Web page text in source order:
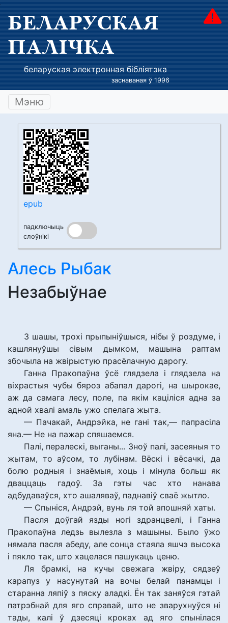
БЕЛАРУСКАЯ
ПАЛІЧКА
беларуская электронная бібліятэка
заснаваная ў 1996
Мэню
epub
падключыць
слоўнікі
Алесь Рыбак
Незабыўнае
З шашы, трохі прыпыніўшыся, нібы ў роздуме, і
кашлянуўшы сівым дымком, машына раптам
збочыла на жвірыстую прасёлачную дарогу.
Ганна Пракопаўна ўсё глядзела і глядзела на
віхрастыя чубы бяроз абапал дарогі, на шырокае,
аж да самага лесу, поле, па якім каціліся адна за
адной хвалі амаль ужо спелага жыта.
— Пачакай, Андрэйка, не гані так,— папрасіла
яна.— Не на пажар спяшаемся.
Палі, пералескі, выганы... Зноў палі, засеяныя то
жытам, то аўсом, то лубінам. Вёскі і вёсачкі, да
болю родныя і знаёмыя, хоць і мінула больш як
дваццаць гадоў. За гэты час хто нанава
адбудаваўся, хто ашаляваў, паднавіў сваё жытло.
— Спыніся, Андрэй, вунь ля той апошняй хаты.
Пасля доўгай язды ногі здранцвелі, і Ганна
Пракопаўна ледзь вылезла з машыны. Было ўжо
нямала пасля абеду, але сонца стаяла яшчэ высока
і пякло так, што хацелася пашукаць ценю.
Ля брамкі, на кучы свежага жвіру, сядзеў
карапуз у насунутай на вочы белай панамцы і
старанна ляпіў з пяску аладкі. Ён так заняўся гэтай
патрэбнай для яго справай, што не зварухнуўся ні
тады, калі ў дзесяці кроках ад яго спынілася